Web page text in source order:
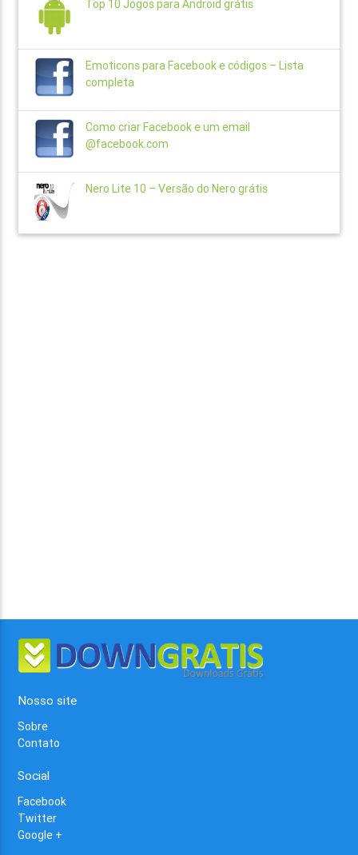
Top 10 Jogos para Android grátis
Emoticons para Facebook e códigos – Lista
completa
Como criar Facebook e um email
@facebook.com
Nero Lite 10 – Versão do Nero grátis
Nosso site
Sobre
Contato
Social
Facebook
Twitter
Google +